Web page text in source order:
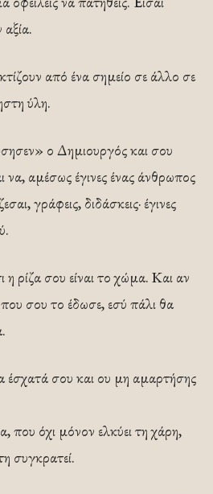
από ένα σημείο σε άλλο σε
ύλη.
ο Δημιουργός και σου
αμέσως έγινες ένας άνθρωπος
γράφεις, διδάσκεις· έγινες
ρίζα σου είναι το χώμα. Και αν
σου το έδωσε, εσύ πάλι θα
έσχατά σου και ου μη αμαρτήσης
που όχι μόνον ελκύει τη χάρη,
συγκρατεί.